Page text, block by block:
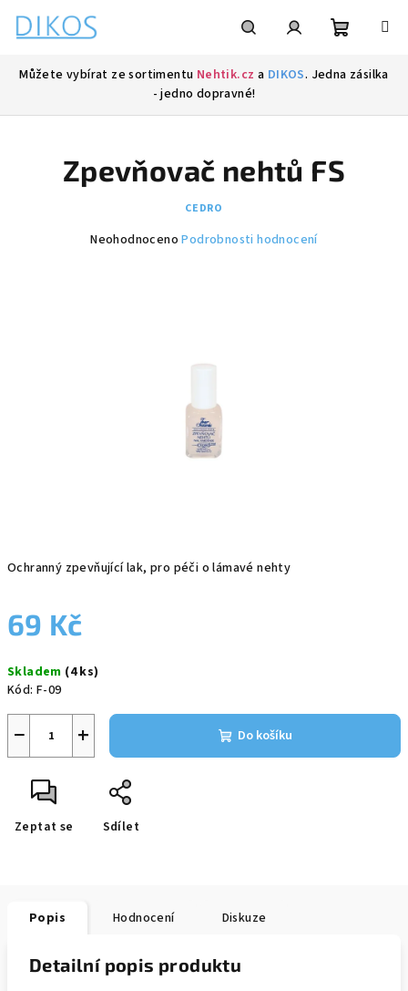
obsah
Můžete vybírat ze sortimentu Nehtik.cz a DIKOS. Jedna zásilka
- jedno dopravné!
Ochranný zpevňující lak, pro péči o lámavé nehty
69 Kč
cena:
Skladem (4 ks)
Kód: F-09
+
− Do košíku
Zeptat se Sdílet
Zpevňovač nehtů FS
CEDRO
Průměrné
Neohodnoceno Podrobnosti hodnocení
Popis Hodnocení Diskuze
Detailní popis produktu